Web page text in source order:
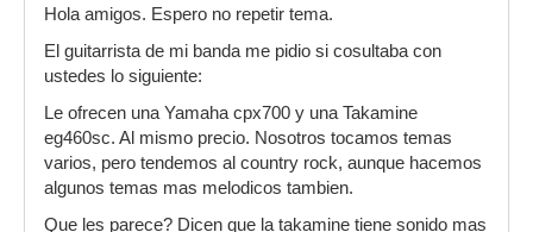
Hola amigos. Espero no repetir tema.
El guitarrista de mi banda me pidio si cosultaba con
ustedes lo siguiente:
Le ofrecen una Yamaha cpx700 y una Takamine
eg460sc. Al mismo precio. Nosotros tocamos temas
varios, pero tendemos al country rock, aunque hacemos
algunos temas mas melodicos tambien.
Que les parece? Dicen que la takamine tiene sonido mas